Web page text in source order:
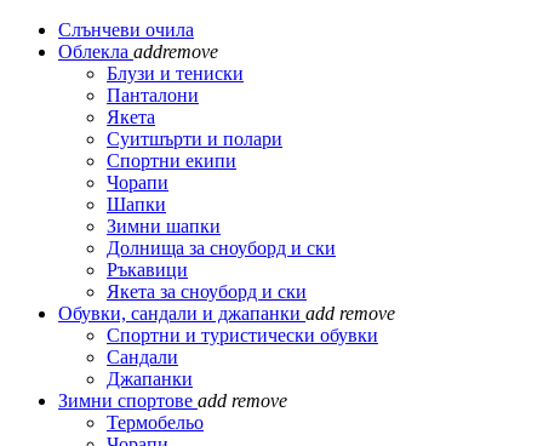
Слънчеви очила
Облекла addremove
Блузи и тениски
Панталони
Якета
Суитшърти и полари
Спортни екипи
Чорапи
Шапки
Зимни шапки
Долнища за сноуборд и ски
Ръкавици
Якета за сноуборд и ски
Обувки, сандали и джапанки add remove
Спортни и туристически обувки
Сандали
Джапанки
Зимни спортове add remove
Термобельо